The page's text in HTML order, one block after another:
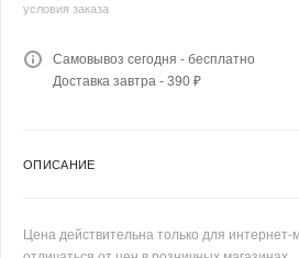
условия заказа
Самовывоз сегодня - бесплатно
Доставка завтра - 390 ₽
ОПИСАНИЕ
Цена действительна только для интернет-